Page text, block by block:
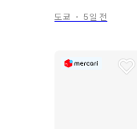
도쿄 ・ 5일 전